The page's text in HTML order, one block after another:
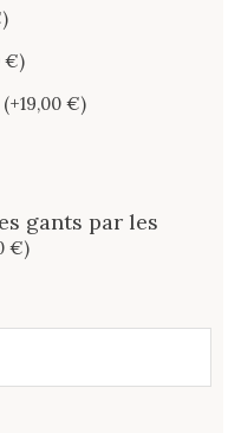
€)
€)
gants par les
€)